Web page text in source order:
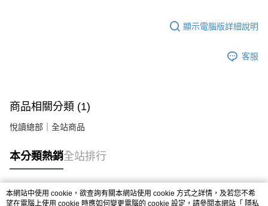
顯示電腦版詳細說明
客服
商品相關分類 (1)
悅讀總部｜全站商品
本分類熱銷全站排行
熱門標籤
本網站中使用 cookie，欲查詢有關本網站使用 cookie 方式之詳情，及若您不希
望在電腦上使用 cookie 時應如何變更電腦的 cookie 設定，請參閱本網站「 隱私